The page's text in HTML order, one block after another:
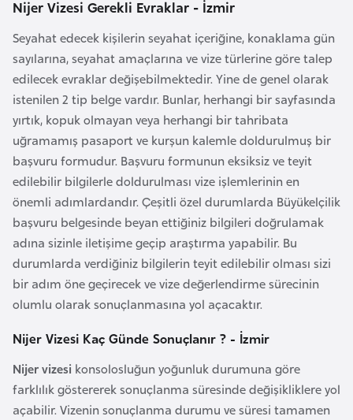
Nijer Vizesi Gerekli Evraklar - İzmir
Seyahat edecek kişilerin seyahat içeriğine, konaklama gün
sayılarına, seyahat amaçlarına ve vize türlerine göre talep
edilecek evraklar değişebilmektedir. Yine de genel olarak
istenilen 2 tip belge vardır. Bunlar, herhangi bir sayfasında
yırtık, kopuk olmayan veya herhangi bir tahribata
uğramamış pasaport ve kurşun kalemle doldurulmuş bir
başvuru formudur. Başvuru formunun eksiksiz ve teyit
edilebilir bilgilerle doldurulması vize işlemlerinin en
önemli adımlardandır. Çeşitli özel durumlarda Büyükelçilik
başvuru belgesinde beyan ettiğiniz bilgileri doğrulamak
adına sizinle iletişime geçip araştırma yapabilir. Bu
durumlarda verdiğiniz bilgilerin teyit edilebilir olması sizi
bir adım öne geçirecek ve vize değerlendirme sürecinin
olumlu olarak sonuçlanmasına yol açacaktır.
Nijer Vizesi Kaç Günde Sonuçlanır ? - İzmir
Nijer vizesi konsolosluğun yoğunluk durumuna göre
farklılık göstererek sonuçlanma süresinde değişikliklere yol
açabilir. Vizenin sonuçlanma durumu ve süresi tamamen
Ç
a
d
Ç
e
k
C
u
m
h
u
r
i
e
t
i